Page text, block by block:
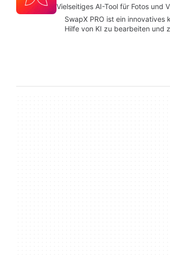
Vielseitiges AI-Tool für Fotos und
SwapX PRO ist ein
Hilfe von KI zu bearbeiten und